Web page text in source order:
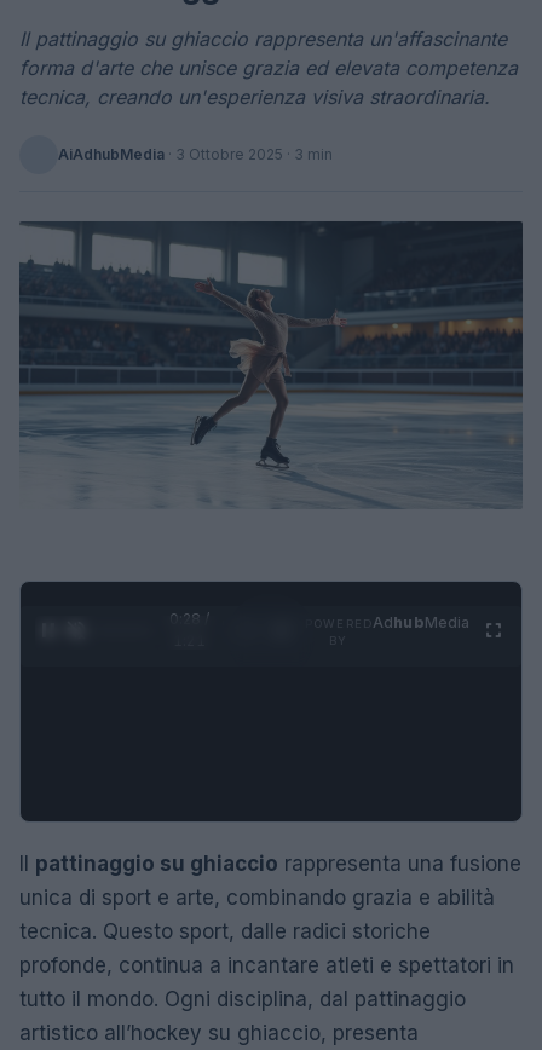
Il pattinaggio su ghiaccio rappresenta un'affascinante
forma d'arte che unisce grazia ed elevata competenza
tecnica, creando un'esperienza visiva straordinaria.
AiAdhubMedia · 3 Ottobre 2025 · 3 min
0:29 /
AdhubMedia
Il pattinaggio su ghiaccio rappresenta una fusione
unica di sport e arte, combinando grazia e abilità
tecnica. Questo sport, dalle radici storiche
profonde, continua a incantare atleti e spettatori in
tutto il mondo. Ogni disciplina, dal pattinaggio
artistico all’hockey su ghiaccio, presenta